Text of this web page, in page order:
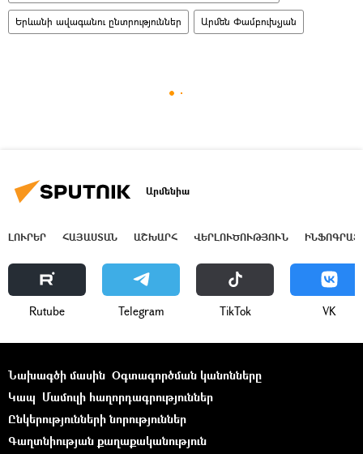
Երևանի ավագանու ընտրություններ Արմեն Փամբուխչյան
Արմենիա
ԼՈՒՐԵՐ ՀԱՅԱՍՏԱՆ ԱՇԽԱՐՀ ՎԵՐԼՈՒԾՈՒԹՅՈՒՆ
Rutube Telegram ТikТоk VK
Նախագծի մասին Օգտագործման կանոնները
Կապ Մամուլի հաղորդագրություններ
Ընկերությունների նորություններ
Գաղտնիության քաղաքականություն